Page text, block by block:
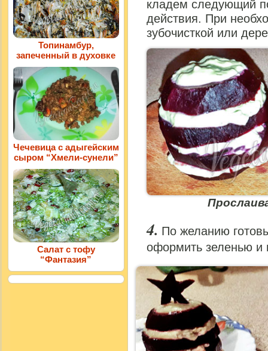
кладем следующий
действия. При
зубочисткой или
По желанию
оформить зеленью и
Топинамбур,
запеченный в духовке
Чечевица с адыгейским
сыром “Хмели-сунели”
Салат с тофу
“Фантазия”